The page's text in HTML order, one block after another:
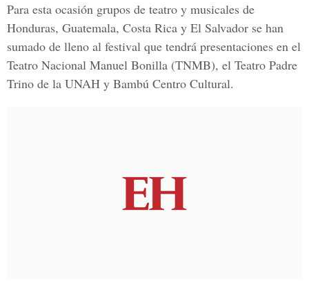
Para esta ocasión grupos de teatro y musicales de
Honduras, Guatemala, Costa Rica y El Salvador se han
sumado de lleno al festival que tendrá presentaciones en el
Teatro Nacional Manuel Bonilla (TNMB), el Teatro Padre
Trino de la UNAH y Bambú Centro Cultural.